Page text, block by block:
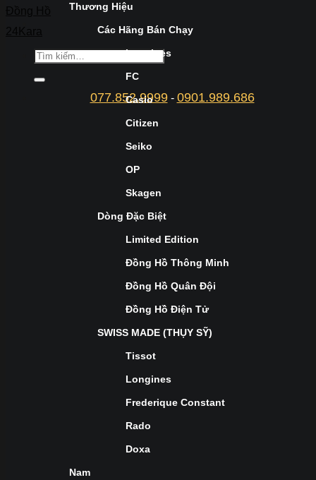
077.852.9999- 0901.989.686
Thương Hiệu
Các Hãng Bán Chạy
Longines
FC
Casio
Citizen
Seiko
OP
Skagen
Dòng Đặc Biệt
Limited Edition
Đồng Hồ Thông Minh
Đồng Hồ Quân Đội
Đồng Hồ Điện Tử
SWISS MADE (THỤY SỸ)
Tissot
Longines
Frederique Constant
Rado
Doxa
Nam